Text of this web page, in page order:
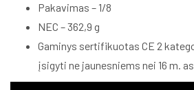
Pakavimas – 1/8
NEC – 362,9 g
Gaminys sertifikuotas CE 2
įsigyti ne jaunesniems nei 16 m.